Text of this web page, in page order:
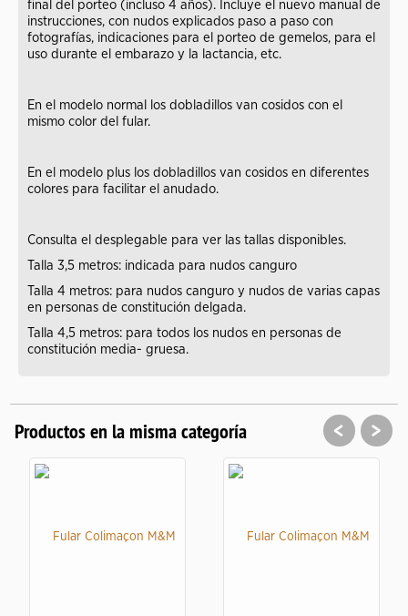
final del porteo (incluso 4 años). Incluye el nuevo manual de
instrucciones, con nudos explicados paso a paso con
fotografías, indicaciones para el porteo de gemelos, para el
uso durante el embarazo y la lactancia, etc.
En el modelo normal los dobladillos van cosidos con el
mismo color del fular.
En el modelo plus los dobladillos van cosidos en diferentes
colores para facilitar el anudado.
Consulta el desplegable para ver las tallas disponibles.
Talla 3,5 metros: indicada para nudos canguro
Talla 4 metros: para nudos canguro y nudos de varias capas
en personas de constitución delgada.
Talla 4,5 metros: para todos los nudos en personas de
constitución media- gruesa.
Productos en la misma categoría < >